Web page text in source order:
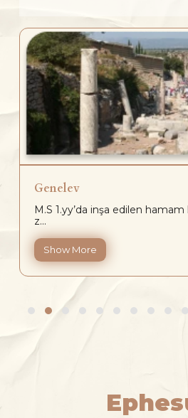
Genelev
M.S 1.yy’da inşa edilen
z...
Show More